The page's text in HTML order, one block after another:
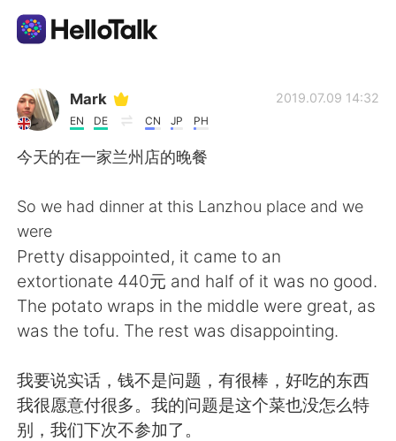
Language Exchange App
AI Grammar Checker
简体中文 繁體中文
Español العربية
日本語 한국어
Mark
EN DE CN JP PH
2019.07.09 14:32
今天的在一家兰州店的晚餐
So we had dinner at this Lanzhou place and we
were
Pretty disappointed, it came to an
extortionate 440元 and half of it was no good.
The potato wraps in the middle were great, as
was the tofu. The rest was disappointing.
我要说实话，钱不是问题，有很棒，好吃的东西
我很愿意付很多。我的问题是这个菜也没怎么特
别，我们下次不参加了。